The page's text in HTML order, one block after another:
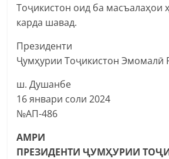
Тоҷикистон оид ба масъалаҳои
карда шавад.
Президенти
Ҷумҳурии Тоҷикистон Эмомалӣ
ш. Душанбе
16 январи соли 2024
№АП-486
АМРИ
ПРЕЗИДЕНТИ ҶУМҲУРИИ